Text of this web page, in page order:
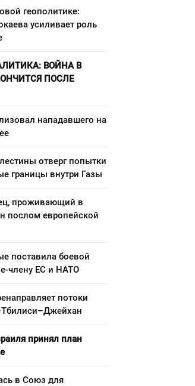
геополитике:
усиливает роль
ВОЙНА В
ПОСЛЕ
нападавшего на
отверг попытки
границы внутри Газы
проживающий в
послом европейской
поставила боевой
члену ЕС и НАТО
потоки
принял план
в Союз для